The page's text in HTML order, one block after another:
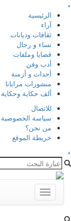
×
الرئيسية
آراء
ثقافات وديانات
نساء و رجال
قضايا وملفات
أدب وفن
أحداث و أزمنة
منشورات مرايانا
ألف حكاية وحكاية
للاتصال
سياسة الخصوصية
من نحن؟
خريطة الموقع
×
Toggle
navigation